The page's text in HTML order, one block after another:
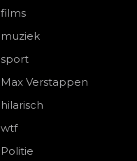
films
muziek
sport
Max Verstappen
hilarisch
wtf
Politie